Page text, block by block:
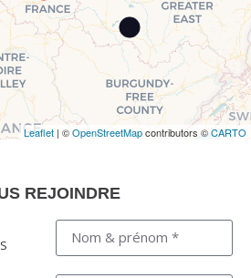
Leaflet | ©OpenStreetMapcontributors ©CARTO
REJOINDRE